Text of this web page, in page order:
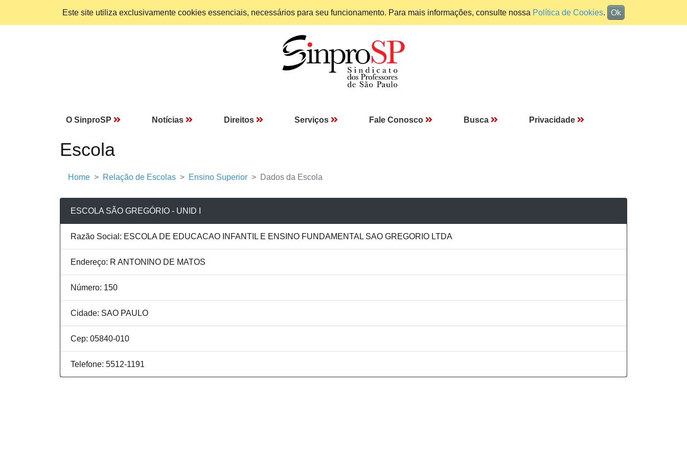
Este site utiliza exclusivamente cookies essenciais, necessários para seu funcionamento. Para mais informações, consulte nossa Política de Cookies. Ok
O SinproSP Notícias Direitos Serviços Fale Conosco Busca Privacidade
Escola
Home Relação de Escolas Ensino Superior Dados da Escola
ESCOLA SÃO GREGÓRIO - UNID I
Razão Social: ESCOLA DE EDUCACAO INFANTIL E ENSINO FUNDAMENTAL SAO GREGORIO LTDA
Endereço: R ANTONINO DE MATOS
Número: 150
Cidade: SAO PAULO
Cep: 05840-010
Telefone: 5512-1191